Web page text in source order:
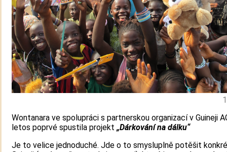
Wontanara ve spolupráci s partnerskou organizací v Guineji
letos poprvé spustila projekt „Dárkování na dálku“
Je to velice jednoduché. Jde o to smysluplně potěšit